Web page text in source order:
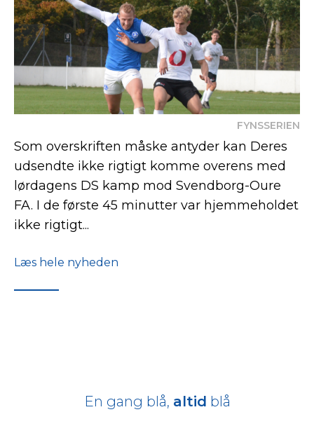
FYNSSERIEN
Som overskriften måske antyder kan Deres
udsendte ikke rigtigt komme overens med
lørdagens DS kamp mod Svendborg-Oure
FA. I de første 45 minutter var hjemmeholdet
ikke rigtigt...
Læs hele nyheden
En gang blå, altid blå